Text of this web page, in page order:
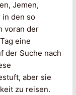
Jemen,
in den so
voran der
eine
der Suche nach
aber sie
zu reisen.